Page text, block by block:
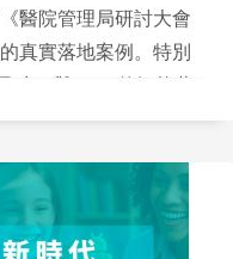
醫院管理局研討大會
真實落地案例。特別
品數量，確保用藥安